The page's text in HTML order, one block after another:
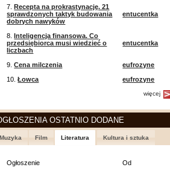
7.Recepta na prokrastynację. 21
sprawdzonych taktyk budowania
dobrych nawyków
entucentka
8.Inteligencja finansowa. Co
przedsiębiorca musi wiedzieć o
liczbach
entucentka
9.Cena milczenia
eufrozyne
10.Łowca eufrozyne
więcej
OSTATNIO DODANE
Muzyka Film Literatura Kultura i sztuka
Ogłoszenie
Od